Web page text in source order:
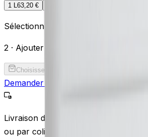
1 L 63,20 €
Sélectionnez un conditionnement ci-
2 · Ajouter au panier
Choisissez un conditionnement
Demander un renseignement
Livraison disponible
, en physique
ou par colis en France Métropolitaine.